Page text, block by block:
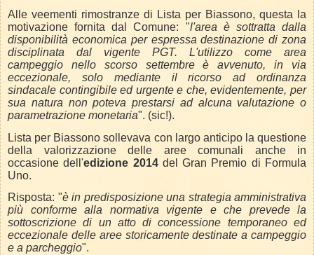
Alle veementi rimostranze di Lista per Biassono, questa la
motivazione fornita dal Comune: "l'area è sottratta dalla
disponibilità economica per espressa destinazione di zona
disciplinata dal vigente PGT. L'utilizzo come area
campeggio nello scorso settembre è avvenuto, in via
eccezionale, solo mediante il ricorso ad ordinanza
sindacale contingibile ed urgente e che, evidentemente, per
sua natura non poteva prestarsi ad alcuna valutazione o
parametrazione monetaria". (sic!).
Lista per Biassono sollevava con largo anticipo la questione
della valorizzazione delle aree comunali anche in
occasione dell'edizione 2014 del Gran Premio di Formula
Uno.
Risposta: "è in predisposizione una strategia amministrativa
più conforme alla normativa vigente e che prevede la
sottoscrizione di un atto di concessione temporaneo ed
eccezionale delle aree storicamente destinate a campeggio
e a parcheggio".